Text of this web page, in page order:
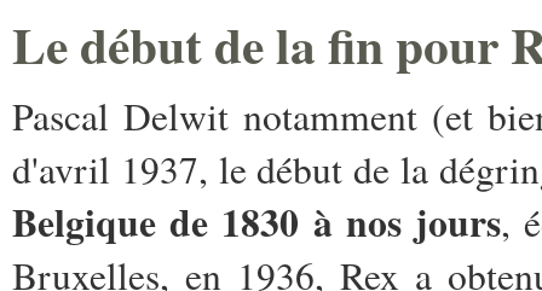
Le début de la fin pour
Pascal Delwit notamment (et
d'avril 1937, le début de la
Belgique de 1830 à nos jours,
Bruxelles, en 1936, Rex a